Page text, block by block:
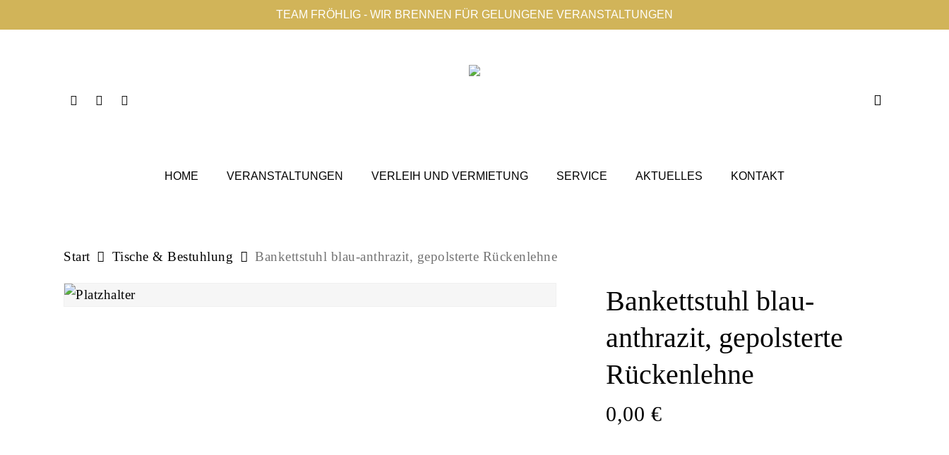
to
TEAM FRÖHLIG - WIR BRENNEN FÜR GELUNGENE VERANSTALTUNGEN
InstagramPhone Email
HOME VERANSTALTUNGEN VERLEIH UND VERMIETUNG SERVICE AKTUELLES KONTAKT
Start Tische & Bestuhlung Bankettstuhl blau-anthrazit, gepolsterte Rückenlehne
Bankettstuhl blau-
anthrazit, gepolsterte
Rückenlehne
0,00 €